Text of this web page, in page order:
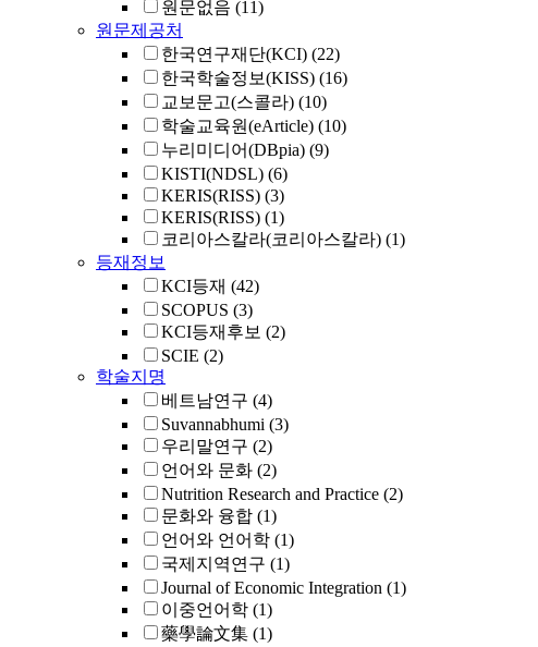
원문없음 (11)
원문제공처
한국연구재단(KCI) (22)
한국학술정보(KISS) (16)
교보문고(스콜라) (10)
학술교육원(eArticle) (10)
누리미디어(DBpia) (9)
KISTI(NDSL) (6)
KERIS(RISS) (3)
KERIS(RISS) (1)
코리아스칼라(코리아스칼라) (1)
등재정보
KCI등재 (42)
SCOPUS (3)
KCI등재후보 (2)
SCIE (2)
학술지명
베트남연구 (4)
Suvannabhumi (3)
우리말연구 (2)
언어와 문화 (2)
Nutrition Research and Practice (2)
문화와 융합 (1)
언어와 언어학 (1)
국제지역연구 (1)
Journal of Economic Integration (1)
이중언어학 (1)
藥學論文集 (1)